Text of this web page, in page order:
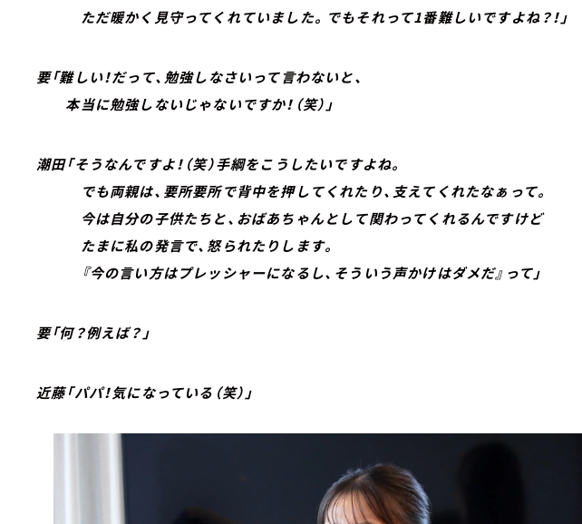
ただ暖かく見守ってくれていました。でもそれって1番難しいですよね？！」
要「難しい！だって、勉強しなさいって言わないと、
本当に勉強しないじゃないですか！（笑）」
潮田「そうなんですよ！（笑）手綱をこうしたいですよね。
でも両親は、要所要所で背中を押してくれたり、支えてくれたなぁって。
今は自分の子供たちと、おばあちゃんとして関わってくれるんですけど
たまに私の発言で、怒られたりします。
『今の言い方はプレッシャーになるし、そういう声かけはダメだ』って」
要「何？例えば？」
近藤「パパ！気になっている（笑）」